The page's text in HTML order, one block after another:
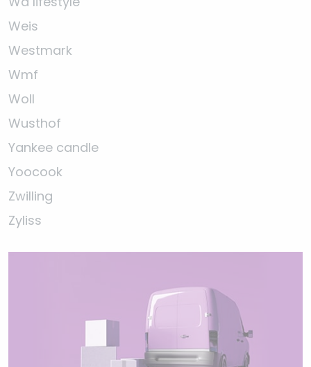
Weis
Westmark
Wmf
Woll
Wusthof
Yankee candle
Yoocook
Zwilling
Zyliss